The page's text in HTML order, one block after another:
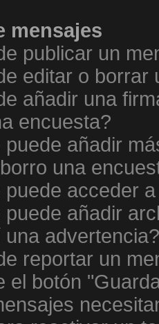
mensajes
publicar un
editar o borrar
añadir una
encuesta?
añadir
una
acceder
añadir
advertencia?
reportar un
el botón